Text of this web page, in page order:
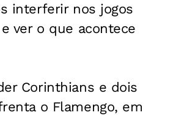
interferir nos jogos
ver o que acontece
Corinthians e dois
o Flamengo, em